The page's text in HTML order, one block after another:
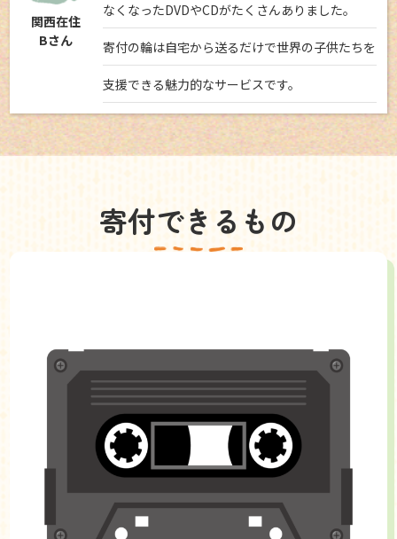
関西在住
Bさん
なくなったDVDやCDがたくさんありました。
寄付の輪は自宅から送るだけで世界の子供たちを
支援できる魅力的なサービスです。
寄付できるもの